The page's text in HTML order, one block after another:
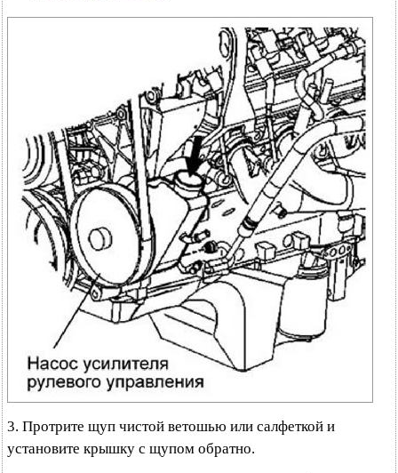
3. Протрите щуп чистой ветошью или салфеткой и
установите крышку с щупом обратно.